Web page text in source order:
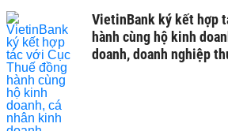
VietinBank ký kết hợp
hành cùng hộ kinh
doanh, doanh nghiệp